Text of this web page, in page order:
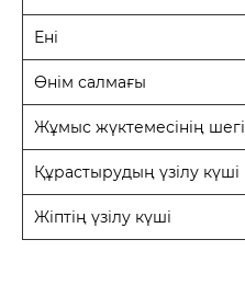
Ені
Өнім салмағы
Жұмыс жүктемесінің шегі
Құрастырудың үзілу күші
Жіптің үзілу күші